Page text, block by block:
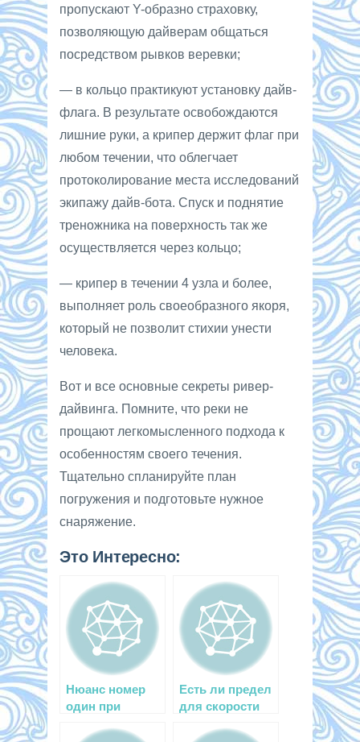
пропускают Y-образно страховку,
позволяющую дайверам общаться
посредством рывков веревки;
— в кольцо практикуют установку дайв-
флага. В результате освобождаются
лишние руки, а крипер держит флаг при
любом течении, что облегчает
протоколирование места исследований
экипажу дайв-бота. Спуск и поднятие
треножника на поверхность так же
осуществляется через кольцо;
— крипер в течении 4 узла и более,
выполняет роль своеобразного якоря,
который не позволит стихии унести
человека.
Вот и все основные секреты ривер-
дайвинга. Помните, что реки не
прощают легкомысленного подхода к
особенностям своего течения.
Тщательно спланируйте план
погружения и подготовьте нужное
снаряжение.
Это Интересно:
Нюанс номер
один при
Есть ли предел
для скорости